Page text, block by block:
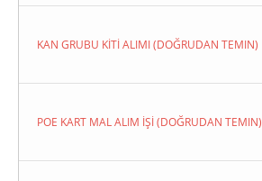
KAN GRUBU KİTİ ALIMI (DOĞRUDAN TEMIN)
POE KART MAL ALIM İŞİ (DOĞRUDAN TEMIN)